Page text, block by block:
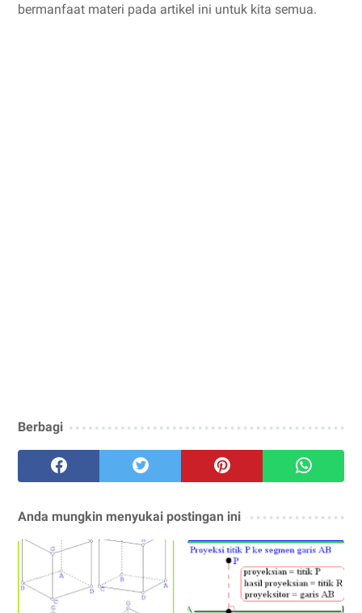
bermanfaat materi pada artikel ini untuk kita semua.
Berbagi
Anda mungkin menyukai postingan ini